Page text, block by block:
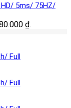
HD/ 5ms/ 75HZ/
₫.